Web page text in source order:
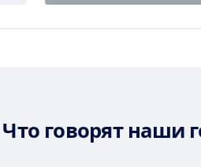
Что говорят наши